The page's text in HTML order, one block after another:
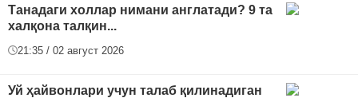
Танадаги холлар нимани англатади? 9 та
халқона талқин...
21:35 / 02 август 2026
Уй ҳайвонлари учун талаб қилинадиган